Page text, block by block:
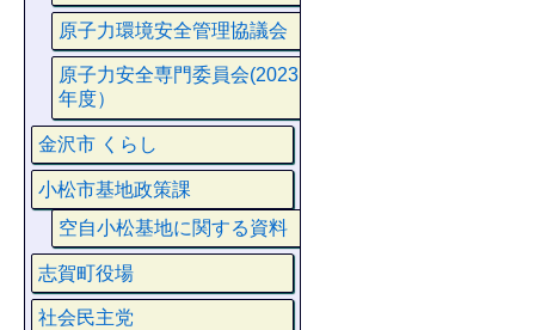
原子力環境安全管理協議会
原子力安全専門委員会(2023
年度）
金沢市 くらし
小松市基地政策課
空自小松基地に関する資料
志賀町役場
社会民主党